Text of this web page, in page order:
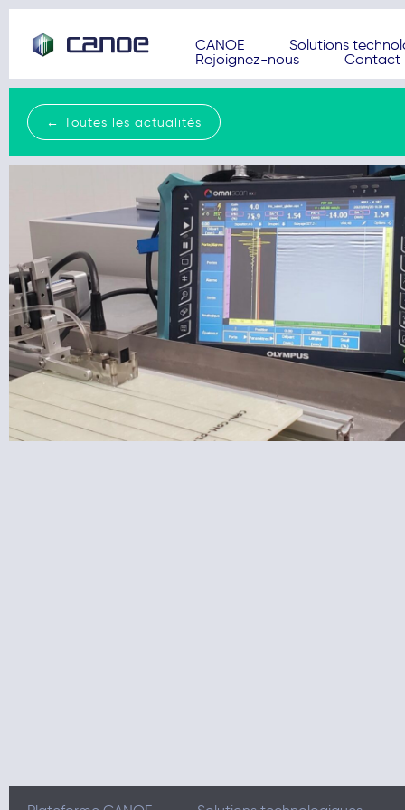
CANOE
Solutions
Rejoignez-nous
Contact
← Toutes les actualités